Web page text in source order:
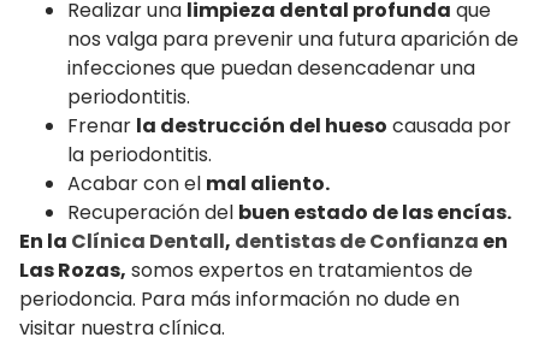
Realizar una limpieza dental profunda que
nos valga para prevenir una futura aparición de
infecciones que puedan desencadenar una
periodontitis.
Frenar la destrucción del hueso causada por
la periodontitis.
Acabar con el mal aliento.
Recuperación del buen estado de las encías.
En la Clínica Dentall, dentistas de Confianza en
Las Rozas, somos expertos en tratamientos de
periodoncia. Para más información no dude en
visitar nuestra clínica.